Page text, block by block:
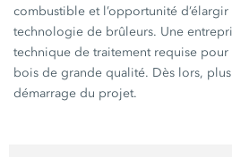
combustible et l’opportunité
technologie de brûleurs. Une
technique de traitement requise
bois de grande qualité. Dès lors,
démarrage du projet.